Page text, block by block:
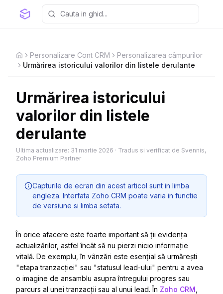
HomePersonalizare Cont CRM
Personalizarea câmpurilor
Urmărirea istoricului valorilor din listele derulante
Urmărirea istoricului
valorilor din listele
derulante
Ultima actualizare: 31 martie 2026 · Tradus si verificat de Svennis,
Zoho Premium Partner
Capturile de ecran din acest articol sunt in limba
engleza. Interfata Zoho CRM poate varia in functie
de versiune si limba setata.
În orice afacere este foarte important să ții evidența
actualizărilor, astfel încât să nu pierzi nicio informație
vitală. De exemplu, în vânzări este esențial să urmărești
"etapa tranzacției" sau "statusul lead-ului" pentru a avea
o imagine de ansamblu asupra întregului progres sau
parcurs al unei tranzacții sau al unui lead. În Zoho CRM